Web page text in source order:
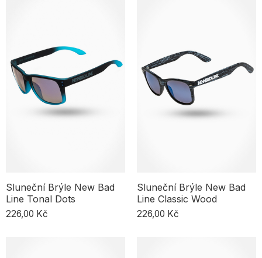
Sluneční Brýle New Bad
Line Tonal Dots
226,00 Kč
Sluneční Brýle New Bad
Line Classic Wood
226,00 Kč